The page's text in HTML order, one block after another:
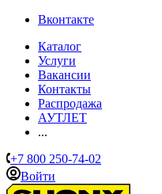
Вконтакте
Каталог
Услуги
Вакансии
Контакты
Распродажа
АУТЛЕТ
...
+7 800 250-74-02
Войти